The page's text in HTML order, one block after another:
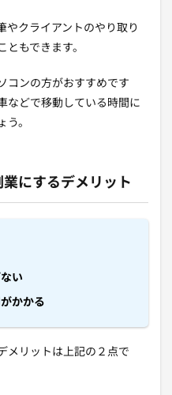
やクライアントのやり取り
ともできます。
コンの方がおすすめです
などで移動している時間に
う。
にするデメリット
い
かかる
メリットは上記の２点で